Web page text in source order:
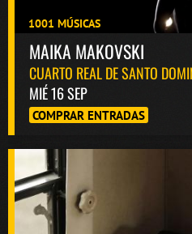
1001 MÚSICAS
MAIKA MAKOVSKI
CUARTO REAL DE SANTO
MIÉ 16 SEP
COMPRAR ENTRADAS